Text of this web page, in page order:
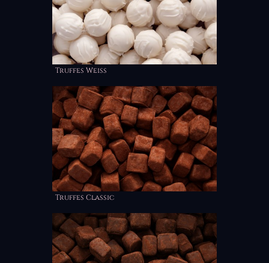
Truffes Weiss
Truffes Classic